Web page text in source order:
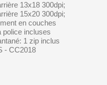
13x18 300dpi;
15x20 300dpi;
en couches
police incluses
1 zip inclus
- CC2018